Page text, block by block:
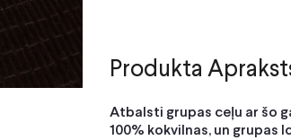
Produkta
Atbalsti grupas ceļu ar šo
100% kokvilnas, un